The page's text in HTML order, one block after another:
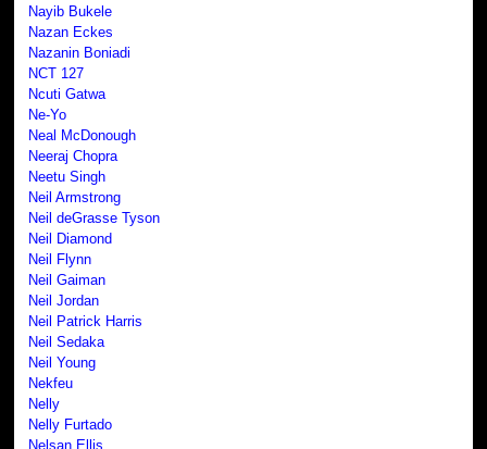
Nayib Bukele
Nazan Eckes
Nazanin Boniadi
NCT 127
Ncuti Gatwa
Ne-Yo
Neal McDonough
Neeraj Chopra
Neetu Singh
Neil Armstrong
Neil deGrasse Tyson
Neil Diamond
Neil Flynn
Neil Gaiman
Neil Jordan
Neil Patrick Harris
Neil Sedaka
Neil Young
Nekfeu
Nelly
Nelly Furtado
Nelsan Ellis